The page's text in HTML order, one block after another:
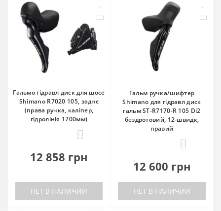
Гальмо гідравл диск для шосе
Shimano R7020 105, заднє
(права ручка, каліпер,
гідролінія 1700мм)
12 858 грн
НЕТ В НАЛИЧИИ
Гальм ручка/шифтер
Shimano для гідравл диск
гальм ST-R7170-R 105 Di2
бездротовий, 12-швидк,
правий
12 600 грн
НЕТ В НАЛИЧИИ